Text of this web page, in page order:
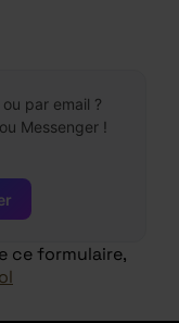
par email ?
Messenger !
ce formulaire,